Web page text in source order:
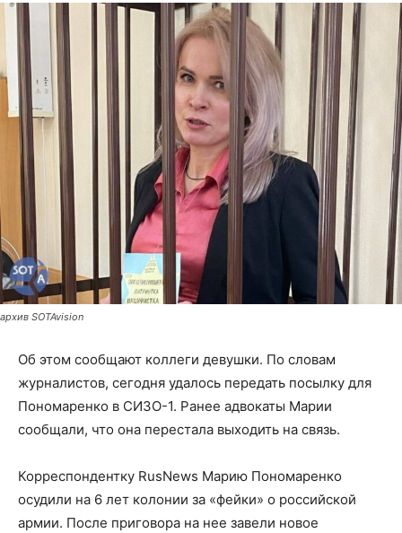
архив SOTAvision
Об этом сообщают коллеги девушки. По словам
журналистов, сегодня удалось передать посылку для
Пономаренко в СИЗО-1. Ранее адвокаты Марии
сообщали, что она перестала выходить на связь.
Корреспондентку RusNews Марию Пономаренко
осудили на 6 лет колонии за «фейки» о российской
армии. После приговора на нее завели новое